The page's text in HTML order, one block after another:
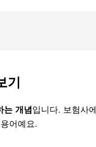
는 개념입니다. 보험사
어예요.